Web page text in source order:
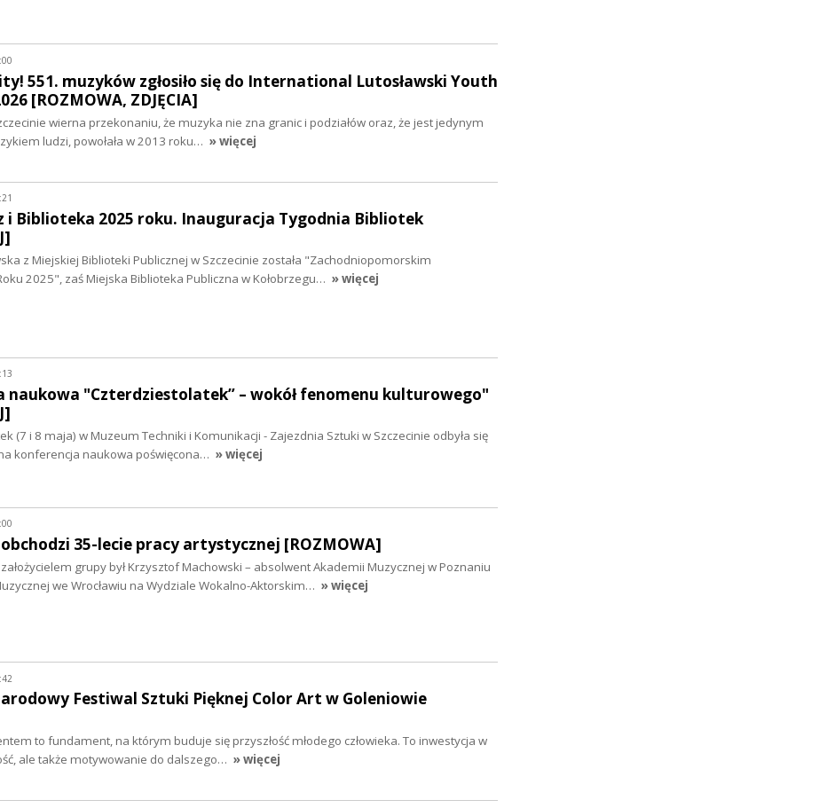
551. muzyków zgłosiło się do International Lutosławski Youth
[ROZMOWA, ZDJĘCIA]
wierna przekonaniu, że muzyka nie zna granic i podziałów oraz, że jest jedynym
ludzi, powołała w 2013 roku… » więcej
i Biblioteka 2025 roku. Inauguracja Tygodnia Bibliotek
z Miejskiej Biblioteki Publicznej w Szczecinie została "Zachodniopomorskim
2025", zaś Miejska Biblioteka Publiczna w Kołobrzegu… » więcej
naukowa "Czterdziestolatek” – wokół fenomenu kulturowego"
(7 i 8 maja) w Muzeum Techniki i Komunikacji - Zajezdnia Sztuki w Szczecinie odbyła się
konferencja naukowa poświęcona… » więcej
35-lecie pracy artystycznej [ROZMOWA]
grupy był Krzysztof Machowski – absolwent Akademii Muzycznej w Poznaniu
we Wrocławiu na Wydziale Wokalno-Aktorskim… » więcej
Festiwal Sztuki Pięknej Color Art w Goleniowie
to fundament, na którym buduje się przyszłość młodego człowieka. To inwestycja w
ale także motywowanie do dalszego… » więcej